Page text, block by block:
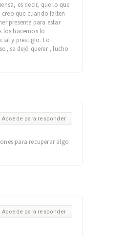
es decir, que lo que
que cuando falten
presente para estar
los hacemos lo
y prestigio. Lo
se dejó querer , lucho
Accede para responder
para recuperar algo
Accede para responder